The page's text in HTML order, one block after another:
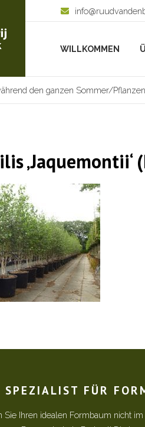
WILLKOMMEN
den ganzen Sommer/
‚Jaquemontii‘
SPEZIALIST FÜR
Sie Ihren idealen Formbaum nicht